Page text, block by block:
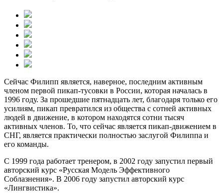
Сейчас Филипп является, наверное, последним активным
членом первой пикап-тусовки в России, которая началась в
1996 году. За прошедшие пятнадцать лет, благодаря только его
усилиям, пикап превратился из общества с сотней активных
людей в движение, в котором находятся сотни тысяч
активных членов. То, что сейчас является пикап-движением в
СНГ, является практически полностью заслугой Филиппа и
его команды.
С 1999 года работает тренером, в 2002 году запустил первый
авторский курс «Русская Модель Эффективного
Соблазнения». В 2006 году запустил авторский курс
«Лингвистика».